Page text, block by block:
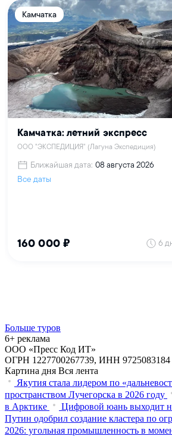
Больше туров
6+ реклама
ООО «Пресс Код ИТ»
ОГРН 1227700267739, ИНН 9725083184
Картина дня Вся лента
Якутия стала лидером по
пространством Лучегорска в 2026 году
в Арктике
Цифровой юань выходит
Путин одобрил создание кластера по
2026: угольная промышленность в